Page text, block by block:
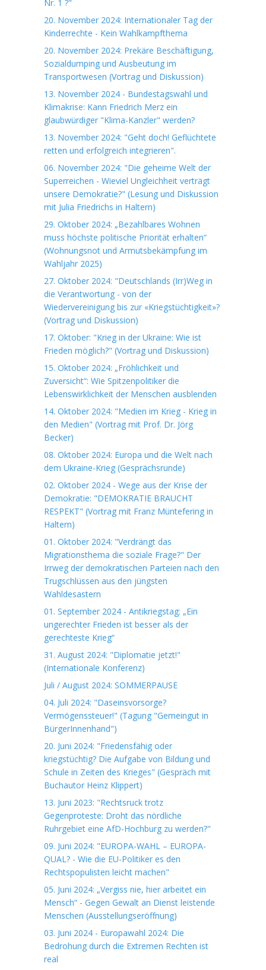
Nr. 1 ?"
20. November 2024: Internationaler Tag der
Kinderrechte - Kein Wahlkampfthema
20. November 2024: Prekäre Beschäftigung,
Sozialdumping und Ausbeutung im
Transportwesen (Vortrag und Diskussion)
13. November 2024 - Bundestagswahl und
Klimakrise: Kann Friedrich Merz ein
glaubwürdiger "Klima-Kanzler" werden?
13. November 2024: "Geht doch! Geflüchtete
retten und erfolgreich integrieren".
06. November 2024: "Die geheime Welt der
Superreichen - Wieviel Ungleichheit verträgt
unsere Demokratie?" (Lesung und Diskussion
mit Julia Friedrichs in Haltern)
29. Oktober 2024: „Bezahlbares Wohnen
muss höchste politische Priorität erhalten“
(Wohnungsnot und Armutsbekämpfung im
Wahljahr 2025)
27. Oktober 2024: "Deutschlands (Irr)Weg in
die Verantwortung - von der
Wiedervereinigung bis zur «Kriegstüchtigkeit»?
(Vortrag und Diskussion)
17. Oktober: "Krieg in der Ukraine: Wie ist
Frieden möglich?" (Vortrag und Diskussion)
15. Oktober 2024: „Fröhlichkeit und
Zuversicht“: Wie Spitzenpolitiker die
Lebenswirklichkeit der Menschen ausblenden
14. Oktober 2024: "Medien im Krieg - Krieg in
den Medien" (Vortrag mit Prof. Dr. Jörg
Becker)
08. Oktober 2024: Europa und die Welt nach
dem Ukraine-Krieg (Gesprächsrunde)
02. Oktober 2024 - Wege aus der Krise der
Demokratie: "DEMOKRATIE BRAUCHT
RESPEKT" (Vortrag mit Franz Müntefering in
Haltern)
01. Oktober 2024: "Verdrängt das
Migrationsthema die soziale Frage?" Der
Irrweg der demokratischen Parteien nach den
Trugschlüssen aus den jüngsten
Wahldesastern
01. September 2024 - Antikriegstag: „Ein
ungerechter Frieden ist besser als der
gerechteste Krieg“
31. August 2024: "Diplomatie jetzt!"
(Internationale Konferenz)
Juli / August 2024: SOMMERPAUSE
04. Juli 2024: "Daseinsvorsorge?
Vermögenssteuer!" (Tagung "Gemeingut in
BürgerInnenhand")
20. Juni 2024: "Friedensfähig oder
kriegstüchtig? Die Aufgabe von Bildung und
Schule in Zeiten des Krieges" (Gespräch mit
Buchautor Heinz Klippert)
13. Juni 2023: "Rechtsruck trotz
Gegenproteste: Droht das nördliche
Ruhrgebiet eine AfD-Hochburg zu werden?"
09. Juni 2024: "EUROPA-WAHL – EUROPA-
QUAL? - Wie die EU-Politiker es den
Rechtspopulisten leicht machen"
05. Juni 2024: „Vergiss nie, hier arbeitet ein
Mensch“ - Gegen Gewalt an Dienst leistende
Menschen (Ausstellungseröffnung)
03. Juni 2024 - Europawahl 2024: Die
Bedrohung durch die Extremen Rechten ist
real